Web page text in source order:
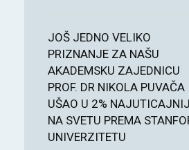
JOŠ JEDNO VELIKO
PRIZNANJE ZA NAŠU
AKADEMSKU ZAJEDNICU
PROF. DR NIKOLA PUVAČA
UŠAO U 2%
NA SVETU PREMA
UNIVERZITETU